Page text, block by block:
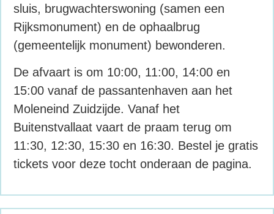
sluis, brugwachterswoning (samen een
Rijksmonument) en de ophaalbrug
(gemeentelijk monument) bewonderen.
De afvaart is om 10:00, 11:00, 14:00 en
15:00 vanaf de passantenhaven aan het
Moleneind Zuidzijde. Vanaf het
Buitenstvallaat vaart de praam terug om
11:30, 12:30, 15:30 en 16:30. Bestel je gratis
tickets voor deze tocht onderaan de pagina.